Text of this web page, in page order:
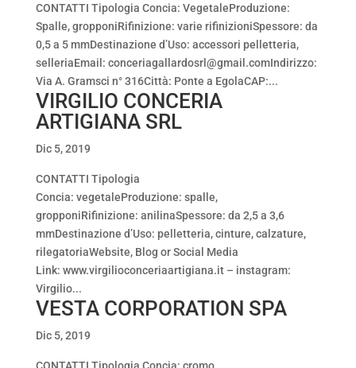
CONTATTI Tipologia Concia: VegetaleProduzione:
Spalle, gropponiRifinizione: varie rifinizioniSpessore: da
0,5 a 5 mmDestinazione d’Uso: accessori pelletteria,
selleriaEmail: conceriagallardosrl@gmail.comIndirizzo:
Via A. Gramsci n° 316Città: Ponte a EgolaCAP:...
VIRGILIO CONCERIA
ARTIGIANA SRL
Dic 5, 2019
CONTATTI Tipologia
Concia: vegetaleProduzione: spalle,
gropponiRifinizione: anilinaSpessore: da 2,5 a 3,6
mmDestinazione d’Uso: pelletteria, cinture, calzature,
rilegatoriaWebsite, Blog or Social Media
Link: www.virgilioconceriaartigiana.it – instagram:
Virgilio...
VESTA CORPORATION SPA
Dic 5, 2019